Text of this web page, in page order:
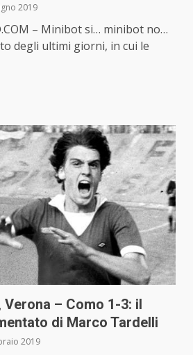
2019
– Minibot si… minibot no…
degli ultimi giorni, in cui le
– Como 1-3: il
di Marco Tardelli
2019